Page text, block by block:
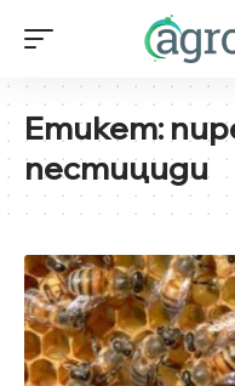
Етикет:
пестициди